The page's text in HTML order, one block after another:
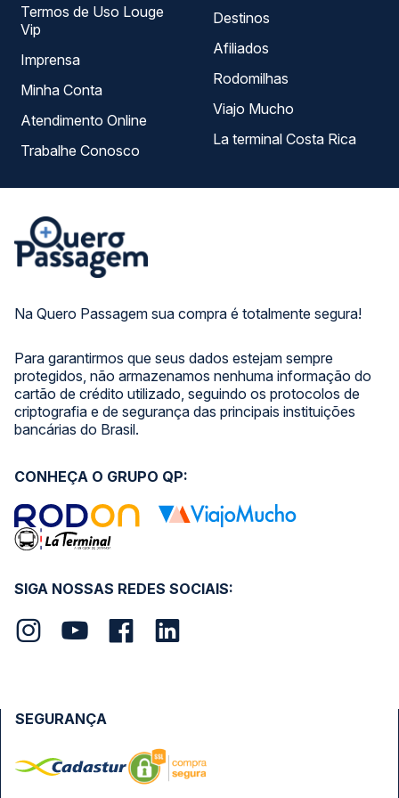
Na Quero Passagem sua compra é totalmente segura!
Para garantirmos que seus dados estejam sempre
protegidos, não armazenamos nenhuma informação do
cartão de crédito utilizado, seguindo os protocolos de
criptografia e de segurança das principais instituições
bancárias do Brasil.
Termos de Uso Louge
Vip
Imprensa
Minha Conta
Atendimento Online
Trabalhe Conosco
Destinos
Afiliados
Rodomilhas
Viajo Mucho
La terminal Costa Rica
SIGA NOSSAS REDES SOCIAIS:
CONHEÇA O GRUPO QP:
SEGURANÇA